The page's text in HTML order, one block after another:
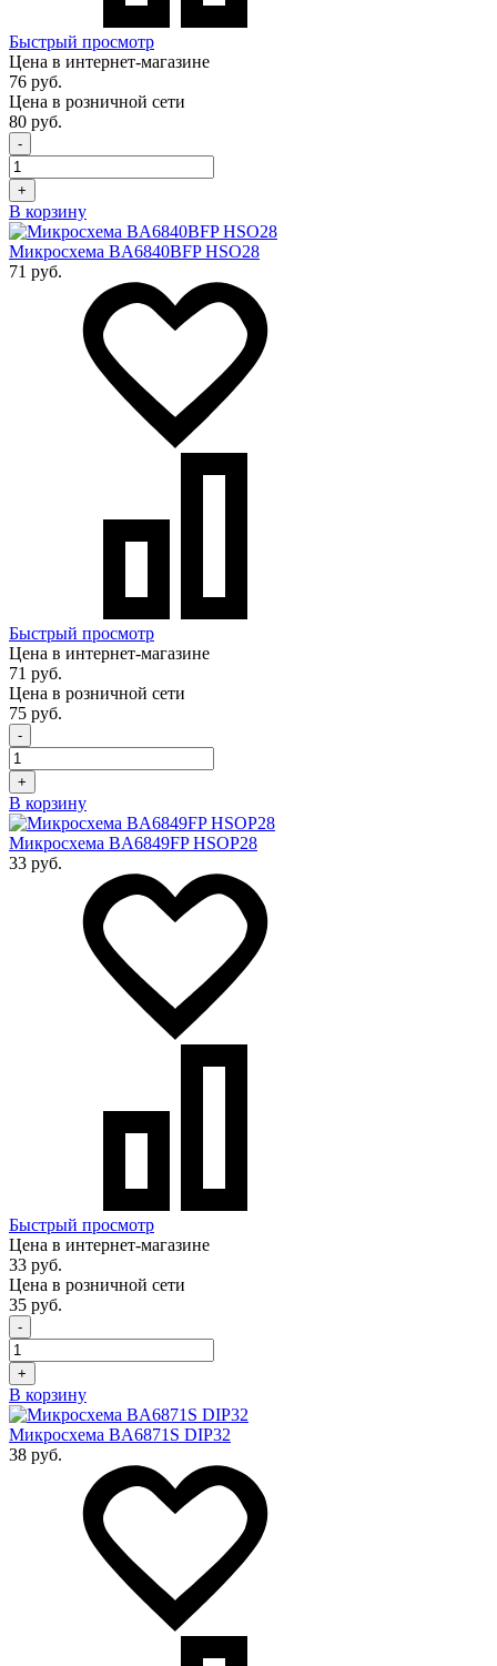
Быстрый просмотр
Цена в интернет-магазине
76 руб.
Цена в розничной сети
80 руб.
-
+
В корзину
Микросхема BA6840BFP HSO28
71 руб.
Быстрый просмотр
Цена в интернет-магазине
71 руб.
Цена в розничной сети
75 руб.
-
+
В корзину
Микросхема BA6849FP HSOP28
33 руб.
Быстрый просмотр
Цена в интернет-магазине
33 руб.
Цена в розничной сети
35 руб.
-
+
В корзину
Микросхема BA6871S DIP32
38 руб.